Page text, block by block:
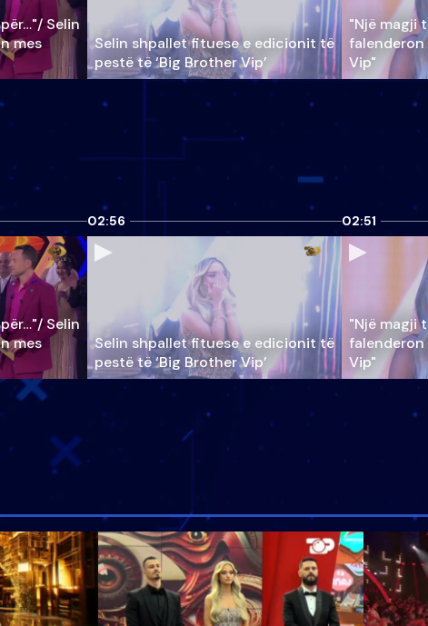
Selin
mes
Selin shpallet fituese e edicionit të
pestë të ‘Big Brother Vip’
"Një magji
Vip"
Selin
mes
02:56
Selin shpallet fituese e edicionit të
pestë të ‘Big Brother Vip’
02:51
"Një magji
Vip"